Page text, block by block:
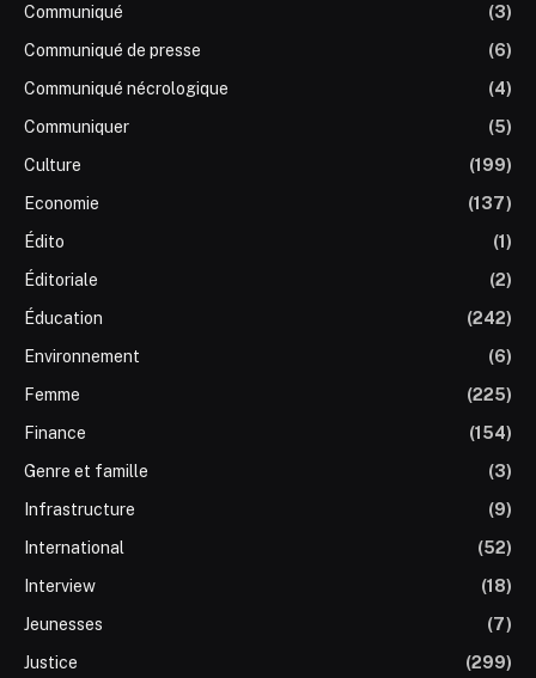
Communiqué
(3)
Communiqué de presse
(6)
Communiqué nécrologique
(4)
Communiquer
(5)
Culture
(199)
Economie
(137)
Édito
(1)
Éditoriale
(2)
Éducation
(242)
Environnement
(6)
Femme
(225)
Finance
(154)
Genre et famille
(3)
Infrastructure
(9)
International
(52)
Interview
(18)
Jeunesses
(7)
Justice
(299)